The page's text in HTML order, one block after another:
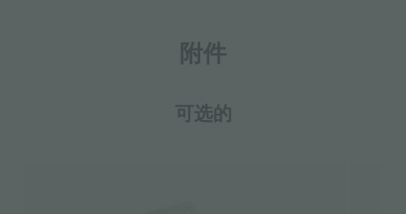
附件
可选的